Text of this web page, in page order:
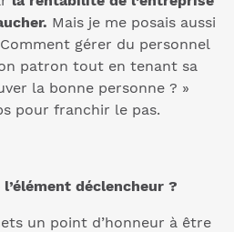
Mais je me posais aussi
gérer du personnel
patron tout en tenant sa
la bonne personne ? »
pour franchir le pas.
déclencheur ?
un point d’honneur à être